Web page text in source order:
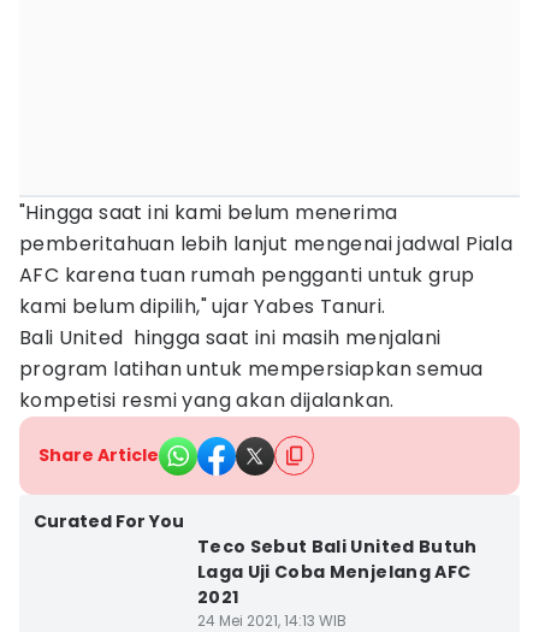
"Hingga saat ini kami belum menerima
pemberitahuan lebih lanjut mengenai jadwal Piala
AFC karena tuan rumah pengganti untuk grup
kami belum dipilih," ujar Yabes Tanuri.
Bali United hingga saat ini masih menjalani
program latihan untuk mempersiapkan semua
kompetisi resmi yang akan dijalankan.
Share Article
Curated For You
Teco Sebut Bali United Butuh
Laga Uji Coba Menjelang AFC
2021
24 Mei 2021, 14:13 WIB